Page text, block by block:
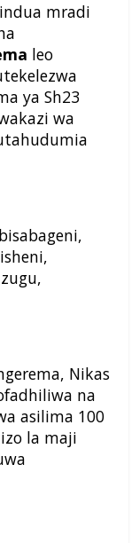
mradi
leo
ya Sh23
wa
Nikas
na
asilima 100
la maji